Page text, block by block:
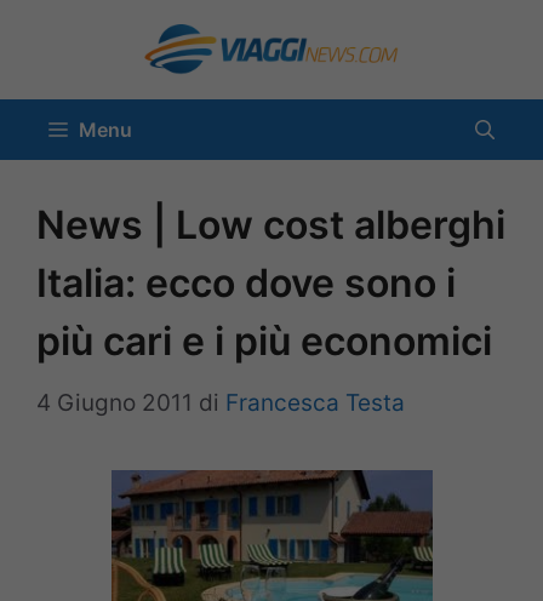
contenuto
Menu
News | Low cost alberghi
Italia: ecco dove sono i
più cari e i più economici
4 Giugno 2011 di Francesca Testa